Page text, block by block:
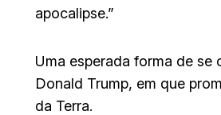
apocalipse.”
Uma esperada forma de
Donald Trump, em que
da Terra.